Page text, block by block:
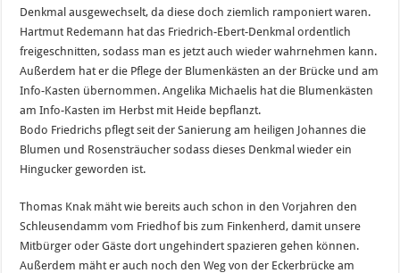
Denkmal ausgewechselt, da diese doch ziemlich ramponiert waren.
Hartmut Redemann hat das Friedrich-Ebert-Denkmal ordentlich
freigeschnitten, sodass man es jetzt auch wieder wahrnehmen kann.
Außerdem hat er die Pflege der Blumenkästen an der Brücke und am
Info-Kasten übernommen. Angelika Michaelis hat die Blumenkästen
am Info-Kasten im Herbst mit Heide bepflanzt.
Bodo Friedrichs pflegt seit der Sanierung am heiligen Johannes die
Blumen und Rosensträucher sodass dieses Denkmal wieder ein
Hingucker geworden ist.
Thomas Knak mäht wie bereits auch schon in den Vorjahren den
Schleusendamm vom Friedhof bis zum Finkenherd, damit unsere
Mitbürger oder Gäste dort ungehindert spazieren gehen können.
Außerdem mäht er auch noch den Weg von der Eckerbrücke am